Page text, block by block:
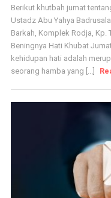
Berikut khutbah jumat
Ustadz Abu Yahya
Barkah, Komplek Rodja, Kp.
Beningnya Hati Khubat
kehidupan hati adalah
seorang hamba yang [...]